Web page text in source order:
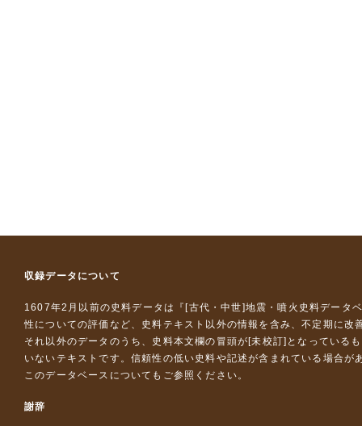
収録データについて
1607年2月以前の史料データは『 [古代・中世]地震・噴火史料データ
性についての評価など、史料テキスト以外の情報を含み、不定期に改
それ以外のデータのうち、史料本文欄の冒頭が[未校訂]となっている
いないテキストです。信頼性の低い史料や記述が含まれている場合が
このデータベースについて もご参照ください。
謝辞